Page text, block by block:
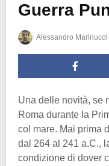
Guerra
Alessandro Marinucci
Una delle novità, se
Roma durante la
col mare. Mai prima
dal 264 al 241 a.C.,
condizione di dover